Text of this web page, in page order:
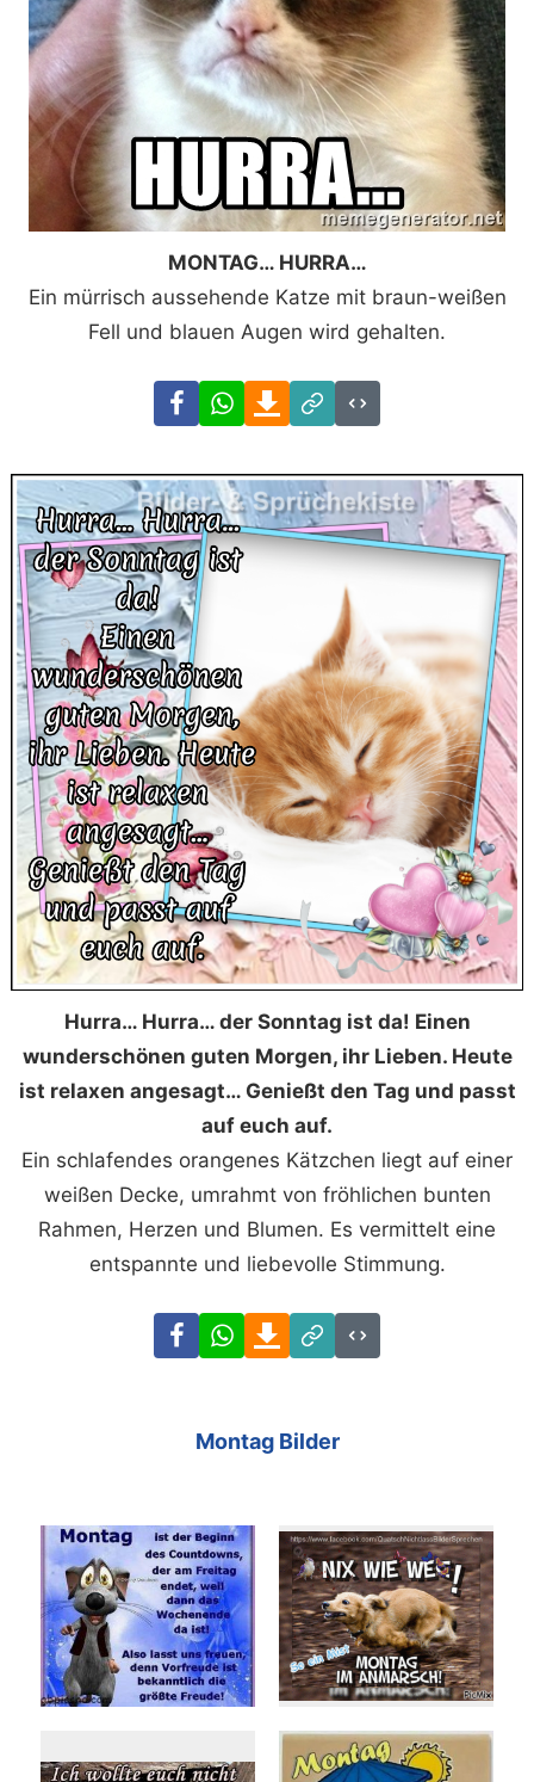
MONTAG… HURRA…
Ein mürrisch aussehende Katze mit braun-weißen
Fell und blauen Augen wird gehalten.
FacebookWhatsAppDownload
Link
Code
Hurra… Hurra… der Sonntag ist da! Einen
wunderschönen guten Morgen, ihr Lieben. Heute
ist relaxen angesagt… Genießt den Tag und passt
auf euch auf.
Ein schlafendes orangenes Kätzchen liegt auf einer
weißen Decke, umrahmt von fröhlichen bunten
Rahmen, Herzen und Blumen. Es vermittelt eine
entspannte und liebevolle Stimmung.
FacebookWhatsAppDownload
Link
Code
Montag Bilder